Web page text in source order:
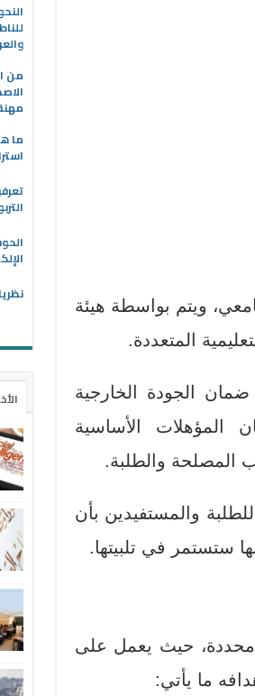
ويتم بواسطة هيئة
المتعددة.
الجودة الخارجية
المؤهلات الأساسية
المصلحة والطلبة.
والمستفيدين بأن
ستستمر في تلبيتها.
محددة، حيث يعمل على
ما يأتي:
من
ما